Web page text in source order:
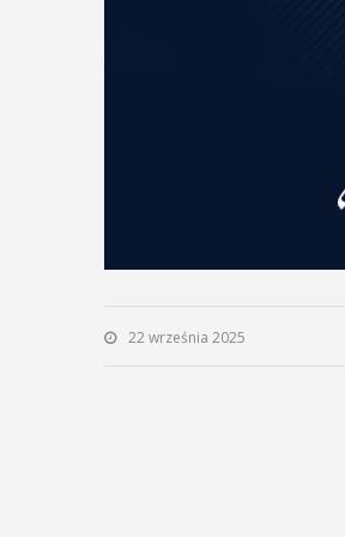
22 września 2025